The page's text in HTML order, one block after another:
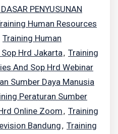
PENYUSUNAN
Human Resources
Training Human
Hrd Jakarta, Training
And Sop Hrd Webinar
Sumber Daya Manusia
Peraturan Sumber
Online Zoom, Training
Bandung, Training